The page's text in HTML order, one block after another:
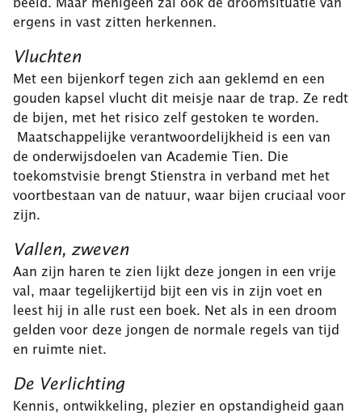
ergens in vast zitten herkennen.
Vluchten
Met een bijenkorf tegen zich aan geklemd en een
gouden kapsel vlucht dit meisje naar de trap. Ze redt
de bijen, met het risico zelf gestoken te worden.
Maatschappelijke verantwoordelijkheid is een van
de onderwijsdoelen van Academie Tien. Die
toekomstvisie brengt Stienstra in verband met het
voortbestaan van de natuur, waar bijen cruciaal voor
zijn.
Vallen, zweven
Aan zijn haren te zien lijkt deze jongen in een vrije
val, maar tegelijkertijd bijt een vis in zijn voet en
leest hij in alle rust een boek. Net als in een droom
gelden voor deze jongen de normale regels van tijd
en ruimte niet.
De Verlichting
Kennis, ontwikkeling, plezier en opstandigheid gaan